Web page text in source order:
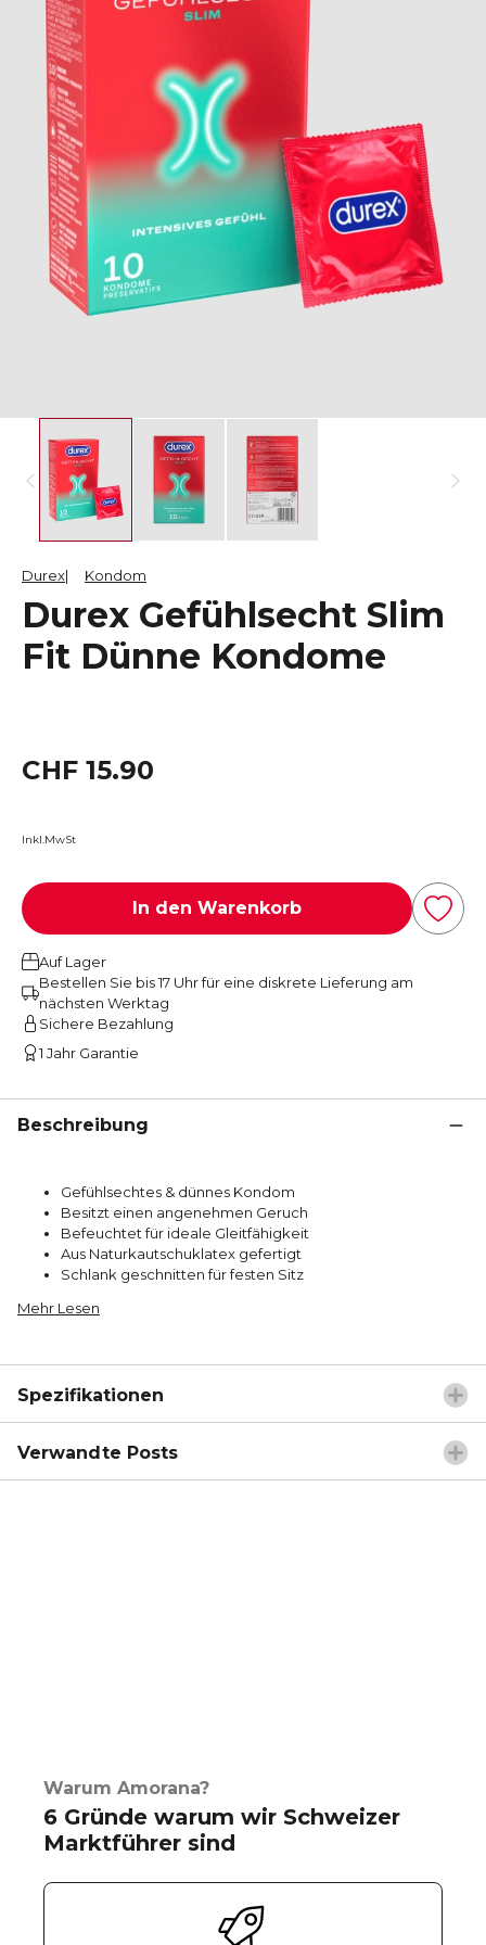
Durex Kondom
Durex Gefühlsecht Slim
Fit Dünne Kondome
CHF 15.90
Inkl.MwSt
In den Warenkorb
Auf Lager
Bestellen Sie bis 17 Uhr für eine diskrete Lieferung am
nächsten Werktag
Sichere Bezahlung
1 Jahr Garantie
Beschreibung
Gefühlsechtes & dünnes Kondom
Besitzt einen angenehmen Geruch
Befeuchtet für ideale Gleitfähigkeit
Aus Naturkautschuklatex gefertigt
Schlank geschnitten für festen Sitz
Mehr Lesen
Spezifikationen
Verwandte Posts
Warum Amorana?
6 Gründe warum wir Schweizer
Marktführer sind